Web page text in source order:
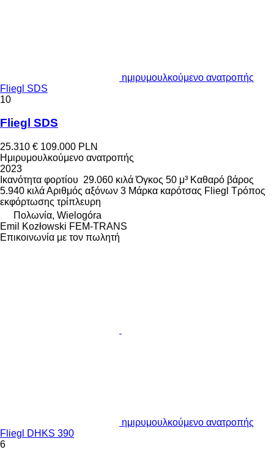
ημιρυμουλκούμενο ανατροπής
Fliegl SDS
10
Fliegl SDS
25.310 € 109.000 PLN
Ημιρυμουλκούμενο ανατροπής
2023
Ικανότητα φορτίου 29.060 κιλά Όγκος 50 μ³ Καθαρό βάρος
5.940 κιλάΑριθμός αξόνων 3 Μάρκα καρότσας Fliegl Τρόπος
εκφόρτωσης τρίπλευρη
Πολωνία, Wielogóra
Emil Kozłowski FEM-TRANS
Επικοινωνία με τον πωλητή
ημιρυμουλκούμενο ανατροπής
Fliegl DHKS 390
6